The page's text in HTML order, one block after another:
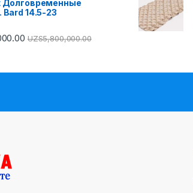
Долговременные
Bard 14.5-23
UZS5,800,000.00